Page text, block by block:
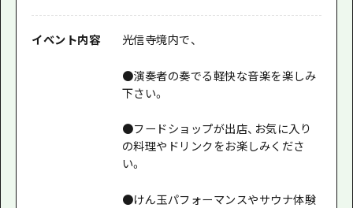
イベント内容 光信寺境内で、
●演奏者の奏でる軽快な音楽を楽しみ
下さい。
●フードショップが出店、お気に入り
の料理やドリンクをお楽しみくださ
い。
●けん玉パフォーマンスやサウナ体験